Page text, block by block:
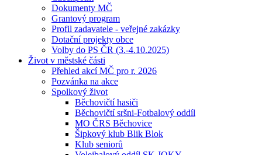
Dokumenty MČ
Grantový program
Profil zadavatele - veřejné zakázky
Dotační projekty obce
Volby do PS ČR (3.-4.10.2025)
Život v městské části
Přehled akcí MČ pro r. 2026
Pozvánka na akce
Spolkový život
Běchovičtí hasiči
Běchovičtí sršni-Fotbalový oddíl
MO ČRS Běchovice
Šipkový klub Blik Blok
Klub seniorů